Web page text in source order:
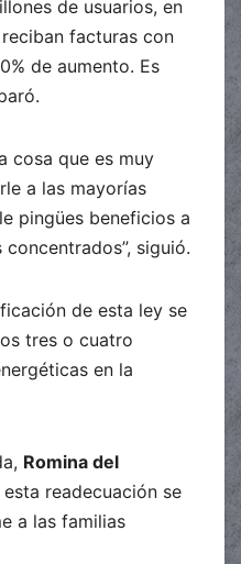
de usuarios, en
facturas con
de aumento. Es
cosa que es muy
a las mayorías
pingües beneficios a
siguió.
de esta ley se
tres o cuatro
en la
Romina del
readecuación se
a las familias